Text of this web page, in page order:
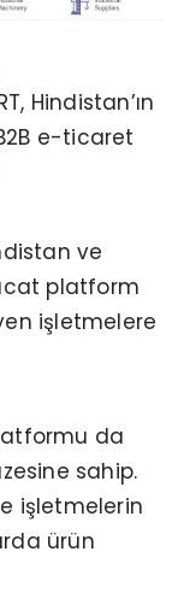
Hindistan’ın
e-ticaret
ve
platform
işletmelere
da
sahip.
işletmelerin
ürün